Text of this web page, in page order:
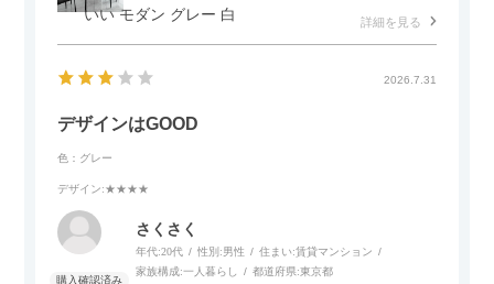
いい モダン グレー 白
詳細を見る
2026.7.31
デザインはGOOD
色：グレー
デザイン:★★★★
さくさく
年代:20代 性別:男性 住まい:賃貸マンション
家族構成:一人暮らし 都道府県:東京都